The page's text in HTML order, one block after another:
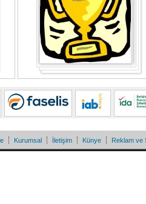
Kurumsal İletişim Künye Reklam ve